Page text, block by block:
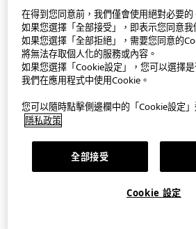
隱私權政策
網站地圖
客服中心
公司概要
©FAST RETAILING CO., LTD.
在得到您同意前，我們僅會使用絕對必要的
如果您選擇「全部接受」，即表示您同意我
如果您選擇「全部拒絕」，需要您同意的
將無法存取個人化的服務或內容。
如果您選擇「Cookie設定」，您可以選擇
我們在應用程式中使用Cookie。
您可以隨時點擊側邊欄中的「Cookie設定
隱私政策
全部接受
Cookie 設定